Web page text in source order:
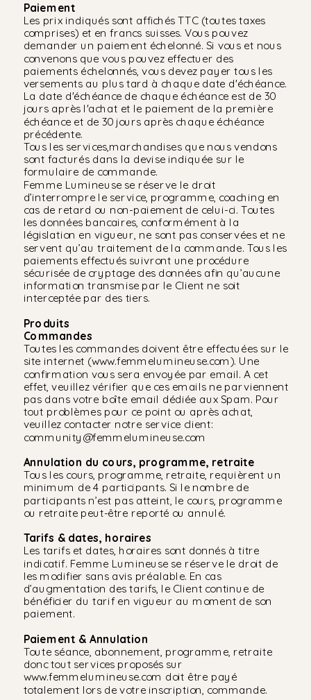
Paiement
Les prix indiqués sont affichés TTC (toutes taxes
comprises) et en francs suisses. Vous pouvez
demander un paiement échelonné. Si vous et nous
convenons que vous pouvez effectuer des
paiements échelonnés, vous devez payer tous les
versements au plus tard à chaque date d'échéance.
La date d'échéance de chaque échéance est de 30
jours après l'achat et le paiement de la première
échéance et de 30 jours après chaque échéance
précédente.
Tous les services,marchandises que nous vendons
sont facturés dans la devise indiquée sur le
formulaire de commande.
Femme Lumineuse se réserve le droit
d’interrompre le service, programme, coaching en
cas de retard ou non-paiement de celui-ci. Toutes
les données bancaires, conformément à la
législation en vigueur, ne sont pas conservées et ne
servent qu’au traitement de la commande. Tous les
paiements effectués suivront une procédure
sécurisée de cryptage des données afin qu’aucune
information transmise par le Client ne soit
interceptée par des tiers.
Produits
Commandes
Toutes les commandes doivent être effectuées sur le
site internet (www.femmelumineuse.com). Une
confirmation vous sera envoyée par email. A cet
effet, veuillez vérifier que ces emails ne parviennent
pas dans votre boîte email dédiée aux Spam. Pour
tout problèmes pour ce point ou après achat,
veuillez contacter notre service client:
community@femmelumineuse.com
Annulation du cours, programme, retraite
Tous les cours, programme, retraite, requièrent un
minimum de 4 participants. Si le nombre de
participants n’est pas atteint, le cours, programme
ou retraite peut-être reporté ou annulé.
Tarifs & dates, horaires
Les tarifs et dates, horaires sont donnés à titre
indicatif. Femme Lumineuse se réserve le droit de
les modifier sans avis préalable. En cas
d’augmentation des tarifs, le Client continue de
bénéficier du tarif en vigueur au moment de son
paiement.
Paiement & Annulation
Toute séance, abonnement, programme, retraite
donc tout services proposés sur
www.femmelumineuse.com doit être payé
totalement lors de votre inscription, commande.